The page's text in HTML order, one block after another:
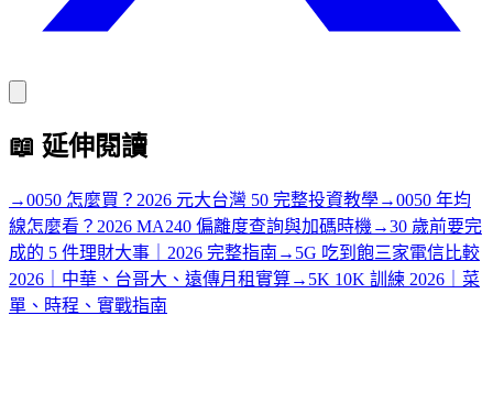
📖 延伸閱讀
→0050 怎麼買？2026 元大台灣 50 完整投資教學→0050 年均
線怎麼看？2026 MA240 偏離度查詢與加碼時機 →30 歲前要完
成的 5 件理財大事｜2026 完整指南 → 5G 吃到飽三家電信比較
2026｜中華、台哥大、遠傳月租實算→ 5K 10K 訓練 2026｜菜
單、時程、實戰指南